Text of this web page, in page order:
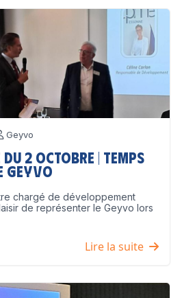
Geyvo
du 2 octobre | Temps
chargé de développement
de représenter le Geyvo lors
Lire la suite